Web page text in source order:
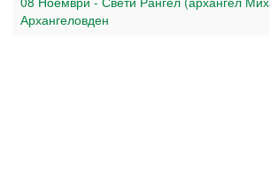
Архангеловден